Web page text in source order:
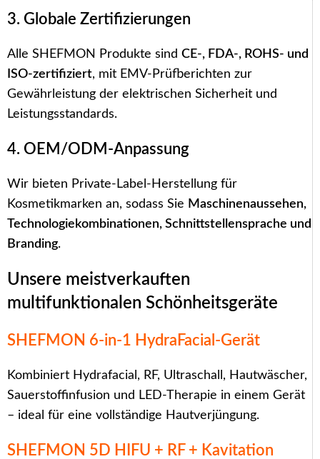
3. Globale Zertifizierungen
Alle SHEFMON Produkte sind CE-, FDA-, ROHS- und
ISO-zertifiziert, mit EMV-Prüfberichten zur
Gewährleistung der elektrischen Sicherheit und
Leistungsstandards.
4. OEM/ODM-Anpassung
Wir bieten Private-Label-Herstellung für
Kosmetikmarken an, sodass Sie Maschinenaussehen,
Technologiekombinationen, Schnittstellensprache und
Branding.
Unsere meistverkauften
multifunktionalen Schönheitsgeräte
SHEFMON 6-in-1 HydraFacial-Gerät
Kombiniert Hydrafacial, RF, Ultraschall, Hautwäscher,
Sauerstoffinfusion und LED-Therapie in einem Gerät
– ideal für eine vollständige Hautverjüngung.
SHEFMON 5D HIFU + RF + Kavitation